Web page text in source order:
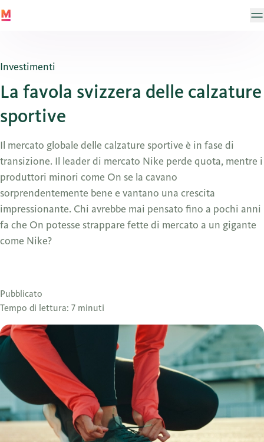
Investimenti
La favola svizzera delle calzature
sportive
Il mercato globale delle calzature sportive è in fase di
transizione. Il leader di mercato Nike perde quota, mentre i
produttori minori come On se la cavano
sorprendentemente bene e vantano una crescita
impressionante. Chi avrebbe mai pensato fino a pochi anni
fa che On potesse strappare fette di mercato a un gigante
come Nike?
Pubblicato
Tempo di lettura: 7 minuti